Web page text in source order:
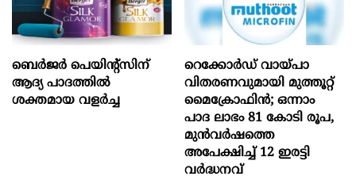
ബെർജർ പെയിന്റ്സിന്
ആദ്യ പാദത്തിൽ
ശക്തമായ വളർച്ച
റെക്കോർഡ് വായ്പാ
വിതരണവുമായി മുത്തൂറ്റ്
മൈക്രോഫിൻ; ഒന്നാം
പാദ ലാഭം 81 കോടി രൂപ,
മുൻവർഷത്തെ
അപേക്ഷിച്ച് 12 ഇരട്ടി
വർദ്ധനവ്